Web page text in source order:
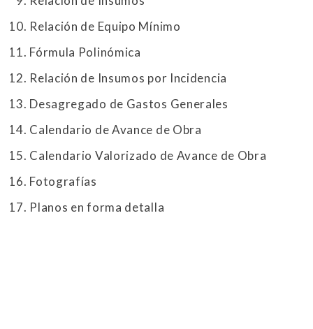
Relación de Equipo Mínimo
Fórmula Polinómica
Relación de Insumos por Incidencia
Desagregado de Gastos Generales
Calendario de Avance de Obra
Calendario Valorizado de Avance de Obra
Fotografías
Planos en forma detalla